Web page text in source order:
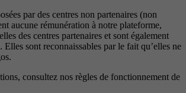
par des centres non partenaires (non
aucune rémunération à notre plateforme,
des centres partenaires et sont également
Elles sont reconnaissables par le fait qu’elles ne
consultez nos règles de fonctionnement de